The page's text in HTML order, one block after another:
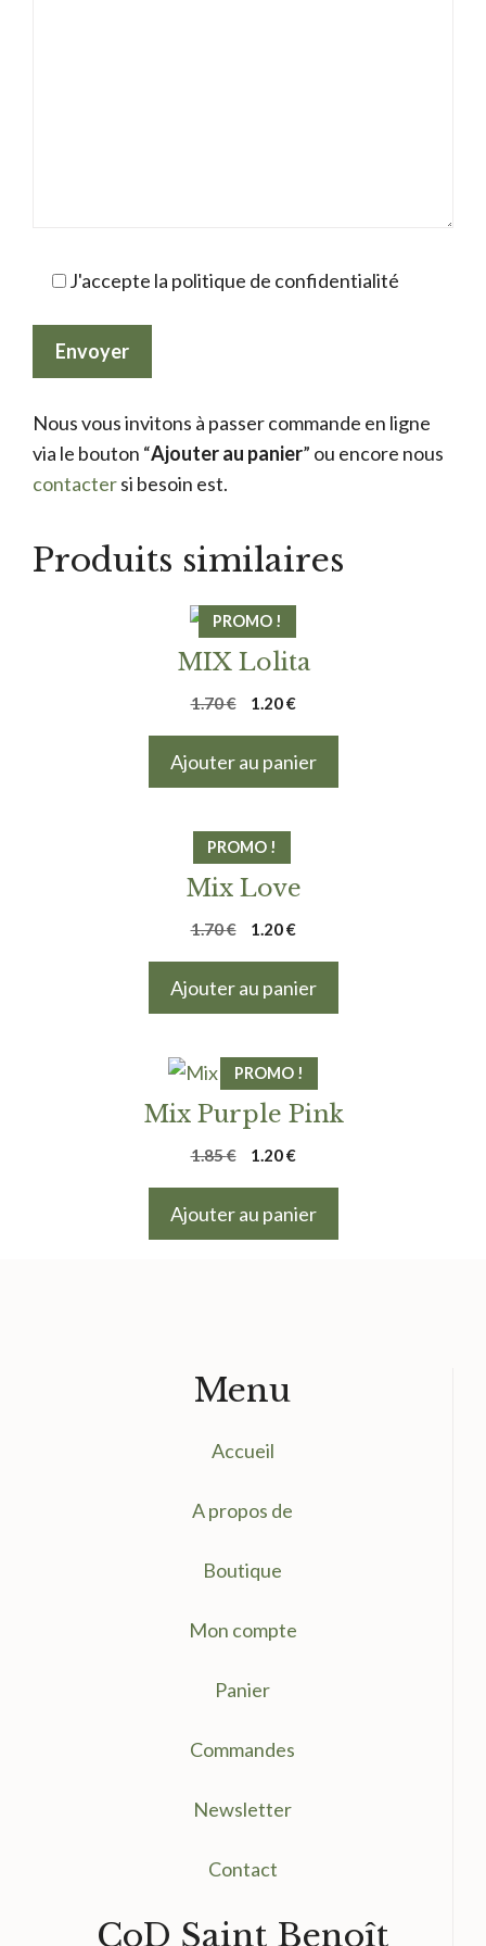
J'accepte la politique de confidentialité
Nous vous invitons à passer commande en ligne
via le bouton “Ajouter au panier” ou encore nous
contactersi besoin est.
Produits similaires
PROMO !
MIX Lolita
1.70€
Le
1.20€Le
actuel
Ajouter au panier
PROMO !
Mix Love
1.70€
Le
1.20€Le
actuel
Ajouter au panier
PROMO !
Mix Purple Pink
1.85€
Le
1.20€Le
actuel
Ajouter au panier
Menu
Accueil
A propos de
Boutique
Mon compte
Panier
Commandes
Newsletter
Contact
CoD Saint Benoît